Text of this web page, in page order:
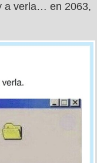
a verla… en 2063,